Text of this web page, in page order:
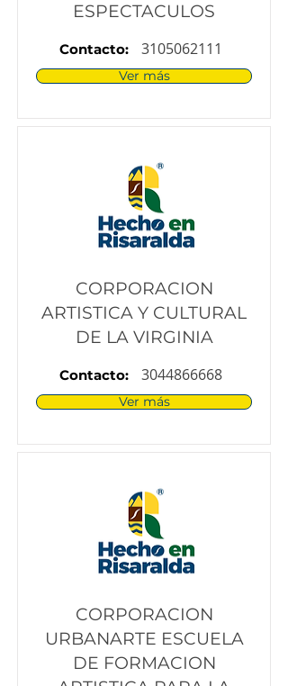
ESPECTACULOS
Contacto: 3105062111
Ver más
CORPORACION
ARTISTICA Y CULTURAL
DE LA VIRGINIA
Contacto: 3044866668
Ver más
CORPORACION
URBANARTE ESCUELA
DE FORMACION